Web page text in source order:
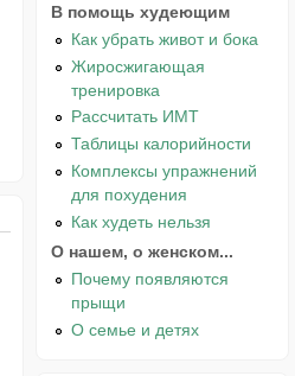
В помощь худеющим
Как убрать живот и бока
Жиросжигающая
тренировка
Рассчитать ИМТ
Таблицы калорийности
Комплексы упражнений
для похудения
Как худеть нельзя
О нашем, о женском...
Почему появляются
прыщи
О семье и детях